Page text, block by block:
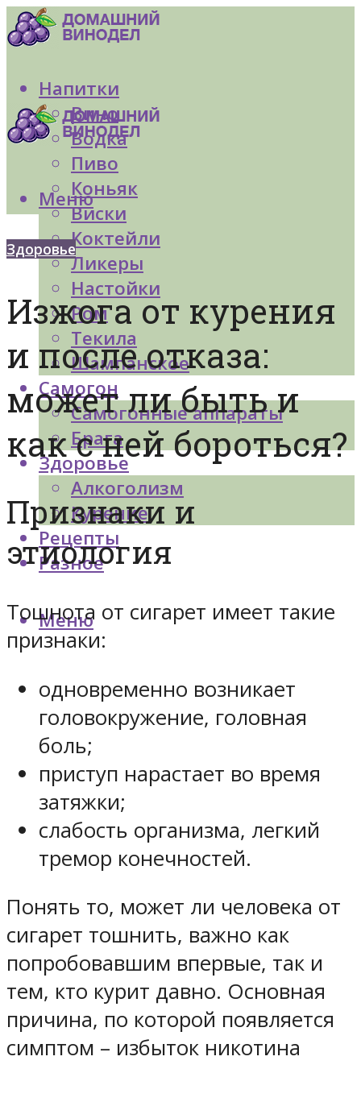
Напитки
Вино
Водка
Пиво
Коньяк
Виски
Коктейли
Ликеры
Настойки
Ром
Текила
Шампанское
Самогон
Самогонные аппараты
Брага
Здоровье
Алкоголизм
Курение
Рецепты
Разное
Меню
Меню
Здоровье
Изжога от курения
и после отказа:
может ли быть и
как с ней бороться?
Признаки и
этиология
Тошнота от сигарет имеет такие
признаки:
одновременно возникает
головокружение, головная
боль;
приступ нарастает во время
затяжки;
слабость организма, легкий
тремор конечностей.
Понять то, может ли человека от
сигарет тошнить, важно как
попробовавшим впервые, так и
тем, кто курит давно. Основная
причина, по которой появляется
симптом – избыток никотина